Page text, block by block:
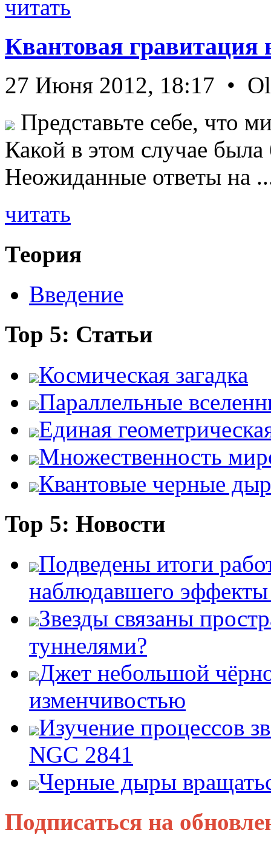
читать
Квантовая гравитация
27 Июня 2012, 18:17 •
Представьте себе, что
Какой в этом случае
Неожиданные ответы на
читать
Теория
Введение
Top 5: Статьи
Космическая загадка
Параллельные
Единая
Множественность
Квантовые черные
Top 5: Новости
Подведены итоги
наблюдавшего
Звезды связаны
туннелями?
Джет небольшой
изменчивостью
Изучение процессов
NGC 2841
Черные дыры
Подписаться на